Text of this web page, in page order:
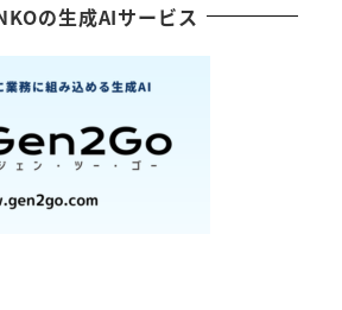
の生成AIサービス